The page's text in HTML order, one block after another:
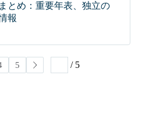
とめ：重要年表、独立の
報
5 / 5